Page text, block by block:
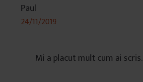
Paul
24/11/2019
Mi a placut mult cum ai scris.